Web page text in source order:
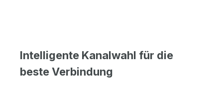
Intelligente Kanalwahl für die
beste Verbindung